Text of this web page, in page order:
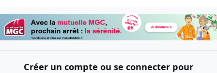
Créer un compte ou se connecter pour